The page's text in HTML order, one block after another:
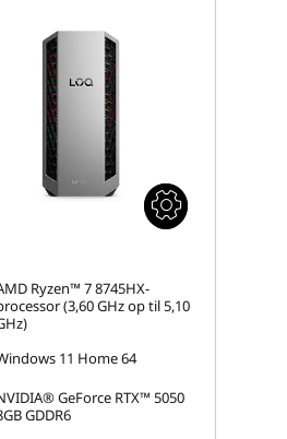
Ryzen™ 7 8745HX-
(3,60 GHz op til 5,10
11 Home 64
GeForce RTX™ 5050
GDDR6